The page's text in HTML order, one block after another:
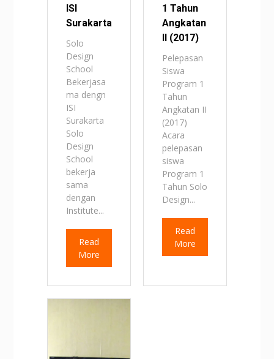
ISI
Surakarta
Solo
Design
School
Bekerjasa
ma dengn
ISI
Surakarta
Solo
Design
School
bekerja
sama
dengan
Institute...
Read
More
1 Tahun
Angkatan
II (2017)
Pelepasan
Siswa
Program 1
Tahun
Angkatan II
(2017)
Acara
pelepasan
siswa
Program 1
Tahun Solo
Design...
Read
More